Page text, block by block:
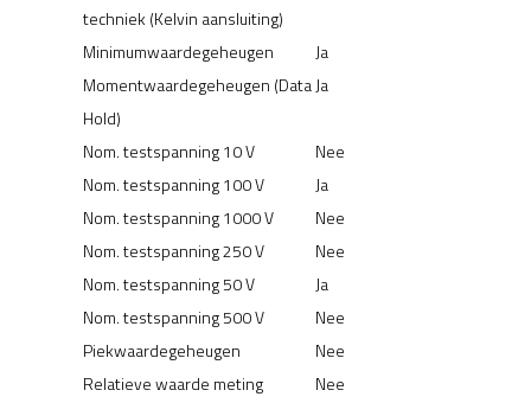
techniek (Kelvin aansluiting)
Minimumwaardegeheugen
Ja
Momentwaardegeheugen (Data
Hold)
Ja
Nom. testspanning 10 V
Nee
Nom. testspanning 100 V
Ja
Nom. testspanning 1000 V
Nee
Nom. testspanning 250 V
Nee
Nom. testspanning 50 V
Ja
Nom. testspanning 500 V
Nee
Piekwaardegeheugen
Nee
Relatieve waarde meting
Nee